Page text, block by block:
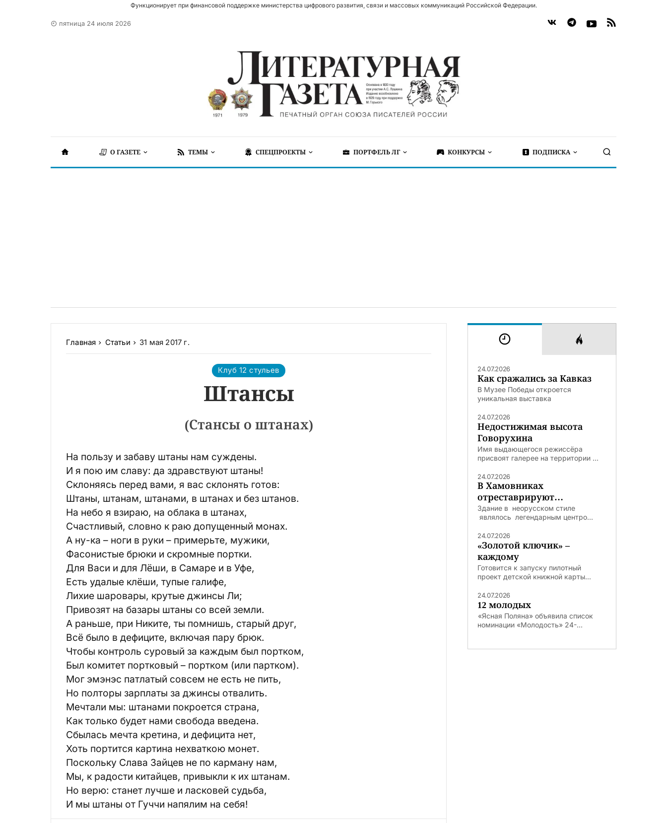
Функционирует при финансовой поддержке министерства цифрового развития, связи и массовых коммуникаций Российской Федерации.
пятница 24 июля 2026
О ГАЗЕТЕ ТЕМЫ СПЕЦПРОЕКТЫ ПОРТФЕЛЬ ЛГ КОНКУРСЫ ПОДПИСКА
Главная Статьи 31 мая 2017 г.
Клуб 12 стульев
Штансы
(Стансы о штанах)
На пользу и забаву штаны нам суждены.
И я пою им славу: да здравствуют штаны!
Склоняясь перед вами, я вас склонять готов:
Штаны, штанам, штанами, в штанах и без штанов.
На небо я взираю, на облака в штанах,
Счастливый, словно к раю допущенный монах.
А ну-ка – ноги в руки – примерьте, мужики,
Фасонистые брюки и скромные портки.
Для Васи и для Лёши, в Самаре и в Уфе,
Есть удалые клёши, тупые галифе,
Лихие шаровары, крутые джинсы Ли;
Привозят на базары штаны со всей земли.
А раньше, при Никите, ты помнишь, старый друг,
Всё было в дефиците, включая пару брюк.
Чтобы контроль суровый за каждым был портком,
Был комитет портковый – портком (или партком).
Мог эмэнэс патлатый совсем не есть не пить,
Но полторы зарплаты за джинсы отвалить.
Мечтали мы: штанами покроется страна,
Как только будет нами свобода введена.
Сбылась мечта кретина, и дефицита нет,
Хоть портится картина нехваткою монет.
Поскольку Слава Зайцев не по карману нам,
Мы, к радости китайцев, привыкли к их штанам.
Но верю: станет лучше и ласковей судьба,
И мы штаны от Гуччи напялим на себя!
24.07.2026
Как сражались за Кавказ
В Музее Победы откроется
уникальная выставка
24.07.2026
Недостижимая высота
Говорухина
Имя выдающегося режиссёра
присвоят галерее на территории ...
24.07.2026
В Хамовниках
отреставрируют
легендарную Погодинскую
избу
Здание в неорусском стиле
являлось легендарным центро...
24.07.2026
«Золотой ключик» –
каждому
Готовится к запуску пилотный
проект детской книжной карты...
24.07.2026
12 молодых
«Ясная Поляна» объявила список
номинации «Молодость» 24-...